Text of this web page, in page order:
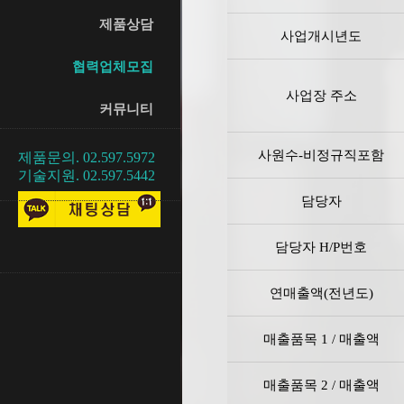
제품상담
협력업체모집
커뮤니티
제품문의. 02.597.5972
기술지원. 02.597.5442
사업개시년도
사업장 주소
사원수-비정규직포함
담당자
담당자 H/P번호
연매출액(전년도)
매출품목 1 / 매출액
매출품목 2 / 매출액